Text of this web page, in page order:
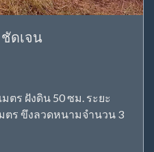
ดเจน
มตร ฝังดิน 50 ซม. ระยะ
มตร ขึงลวดหนามจำนวน 3